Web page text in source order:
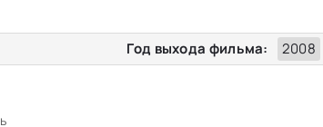
Год выхода фильма: 2008